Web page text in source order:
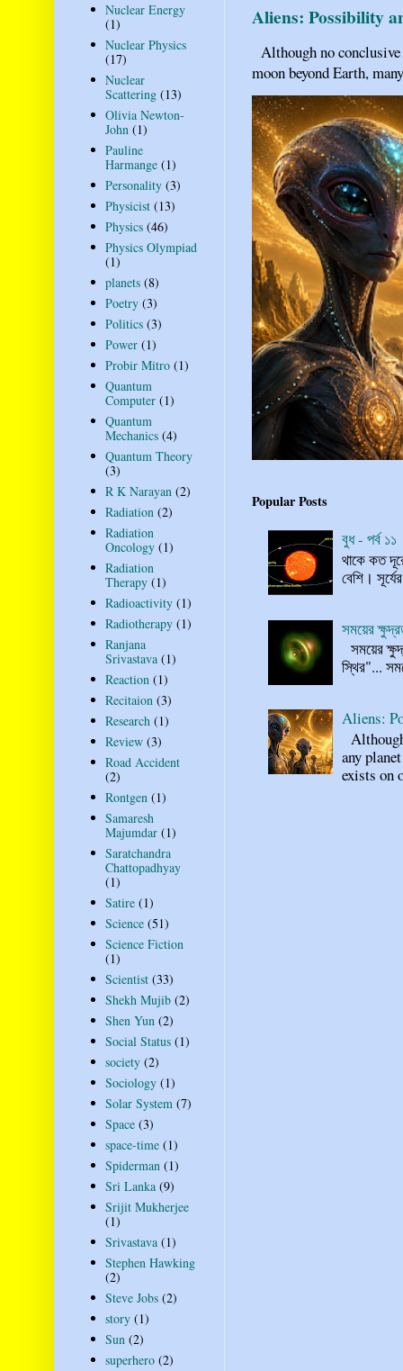
Aliens: Possibility
Although no
moon beyond Earth,
Popular Posts
বুধ - পর্ব ১১
থাকে কত
বেশি।
সময়ের
সময়ের
স্থির"...
Aliens:
any
exists on
Nuclear Energy
(1)
Nuclear Physics
(17)
Nuclear
Scattering (13)
Olivia Newton-
John (1)
Pauline
Harmange (1)
Personality (3)
Physicist (13)
Physics (46)
Physics Olympiad
(1)
planets (8)
Poetry (3)
Politics (3)
Power (1)
Probir Mitro (1)
Quantum
Computer (1)
Quantum
Mechanics (4)
Quantum Theory
(3)
R K Narayan (2)
Radiation (2)
Radiation
Oncology (1)
Radiation
Therapy (1)
Radioactivity (1)
Radiotherapy (1)
Ranjana
Srivastava (1)
Reaction (1)
Recitaion (3)
Research (1)
Review (3)
Road Accident
(2)
Rontgen (1)
Samaresh
Majumdar (1)
Saratchandra
Chattopadhyay
(1)
Satire (1)
Science (51)
Science Fiction
(1)
Scientist (33)
Shekh Mujib (2)
Shen Yun (2)
Social Status (1)
society (2)
Sociology (1)
Solar System (7)
Space (3)
space-time (1)
Spiderman (1)
Sri Lanka (9)
Srijit Mukherjee
(1)
Srivastava (1)
Stephen Hawking
(2)
Steve Jobs (2)
story (1)
Sun (2)
superhero (2)